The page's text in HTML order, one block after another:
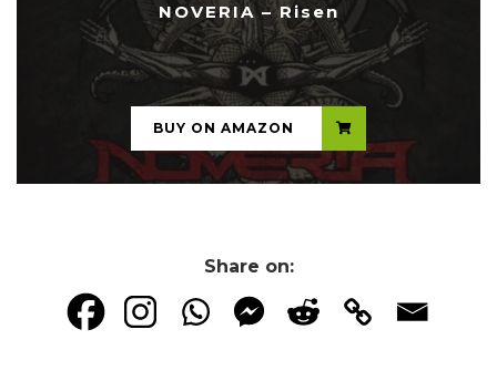
NOVERIA – Risen
...
BUY ON AMAZON
Share on: